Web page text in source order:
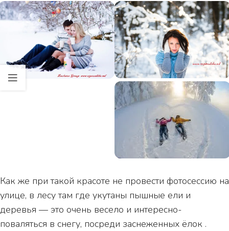
Как же при такой красоте не провести фотосессию на
улице, в лесу там где укутаны пышные ели и
деревья — это очень весело и интересно-
поваляться в снегу, посреди заснеженных ёлок .